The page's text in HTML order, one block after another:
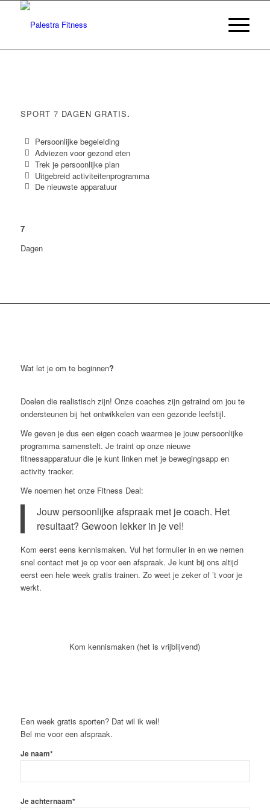
SPORT 7 DAGEN GRATIS.
Persoonlijke begeleiding
Adviezen voor gezond eten
Trek je persoonlijke plan
Uitgebreid activiteitenprogramma
De nieuwste apparatuur
7
Dagen
Wat let je om te beginnen?
Doelen die realistisch zijn! Onze coaches zijn getraind om jou te
ondersteunen bij het ontwikkelen van een gezonde leefstijl.
We geven je dus een eigen coach waarmee je jouw persoonlijke
programma samenstelt. Je traint op onze nieuwe
fitnessapparatuur die je kunt linken met je bewegingsapp en
activity tracker.
We noemen het onze Fitness Deal:
Jouw persoonlijke afspraak met je coach. Het
resultaat? Gewoon lekker in je vel!
Kom eerst eens kennismaken. Vul het formulier in en we nemen
snel contact met je op voor een afspraak. Je kunt bij ons altijd
eerst een hele week gratis trainen. Zo weet je zeker of ’t voor je
werkt.
Kom kennismaken (het is vrijblijvend)
Een week gratis sporten? Dat wil ik wel!
Bel me voor een afspraak.
Je naam*
Je achternaam*